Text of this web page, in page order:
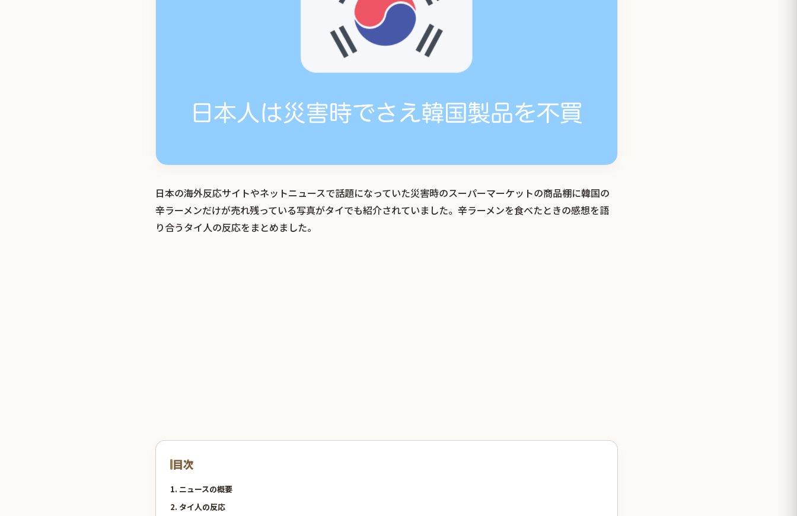
日本の海外反応サイトやネットニュースで話題になっていた災害時のスーパーマーケットの商品棚に韓国の
辛ラーメンだけが売れ残っている写真がタイでも紹介されていました。辛ラーメンを食べたときの感想を語
り合うタイ人の反応をまとめました。
目次
1. ニュースの概要
2. タイ人の反応